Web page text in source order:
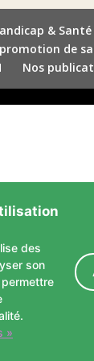
& Santé
de
Nos
des
son
»